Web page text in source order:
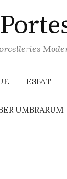
ESBAT
UMBRARUM